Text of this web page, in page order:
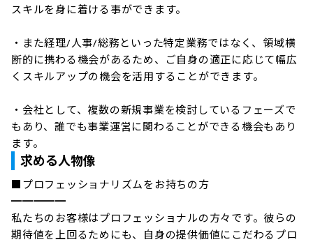
スキルを身に着ける事ができます。
・また経理/人事/総務といった特定業務ではなく、領域横
断的に携わる機会があるため、ご自身の適正に応じて幅広
くスキルアップの機会を活用することができます。
・会社として、複数の新規事業を検討しているフェーズで
もあり、誰でも事業運営に関わることができる機会もあり
ます。
求める人物像
■プロフェッショナリズムをお持ちの方
━━━━━
私たちのお客様はプロフェッショナルの方々です。彼らの
期待値を上回るためにも、自身の提供価値にこだわるプロ